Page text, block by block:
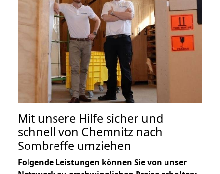
Mit unsere Hilfe sicher und
schnell von Chemnitz nach
Sombreffe umziehen
Folgende Leistungen können Sie von unser